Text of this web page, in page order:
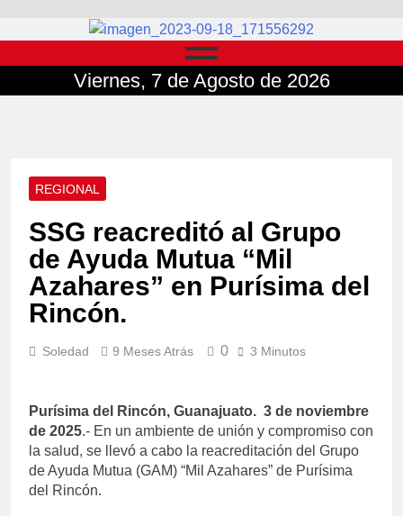
Viernes, 7 de Agosto de 2026
REGIONAL
SSG reacreditó al Grupo
de Ayuda Mutua “Mil
Azahares” en Purísima del
Rincón.
Soledad 9 Meses Atrás 0 3 Minutos
Purísima del Rincón, Guanajuato. 3 de noviembre
de 2025.- En un ambiente de unión y compromiso con
la salud, se llevó a cabo la reacreditación del Grupo
de Ayuda Mutua (GAM) “Mil Azahares” de Purísima
del Rincón.